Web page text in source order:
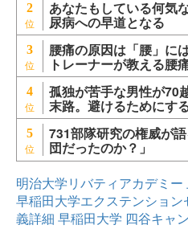
2 あなたもしている何
尿病への早道となる
3 腰痛の原因は「腰」
トレーナーが教える腰
4 孤独が苦手な男性が70
末路。避けるためにす
5 731部隊研究の権威が
団だったのか？」
明治大学リバティアカデミー
早稲田大学エクステンション
義詳細 早稲田大学 四谷キャ